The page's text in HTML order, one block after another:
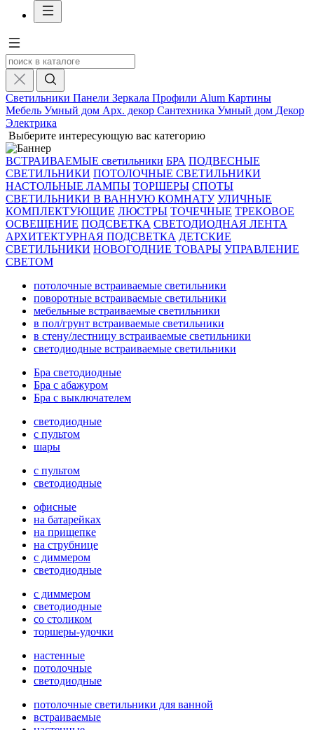
Светильники Панели Зеркала Профили Alum Картины
Мебель Умный дом Арх. декор Сантехника Умный дом Декор
Электрика
Выберите интересующую вас категорию
ВСТРАИВАЕМЫЕ светильники БРА ПОДВЕСНЫЕ
СВЕТИЛЬНИКИ ПОТОЛОЧНЫЕ СВЕТИЛЬНИКИ
НАСТОЛЬНЫЕ ЛАМПЫ ТОРШЕРЫ СПОТЫ
СВЕТИЛЬНИКИ В ВАННУЮ КОМНАТУ УЛИЧНЫЕ
КОМПЛЕКТУЮЩИЕ ЛЮСТРЫ ТОЧЕЧНЫЕ ТРЕКОВОЕ
ОСВЕЩЕНИЕ ПОДСВЕТКА СВЕТОДИОДНАЯ ЛЕНТА
АРХИТЕКТУРНАЯ ПОДСВЕТКА ДЕТСКИЕ
СВЕТИЛЬНИКИ НОВОГОДНИЕ ТОВАРЫ УПРАВЛЕНИЕ
СВЕТОМ
потолочные встраиваемые светильники
поворотные встраиваемые светильники
мебельные встраиваемые светильники
в пол/грунт встраиваемые светильники
в стену/лестницу встраиваемые светильники
светодиодные встраиваемые светильники
Бра светодиодные
Бра с абажуром
Бра с выключателем
светодиодные
с пультом
шары
с пультом
светодиодные
офисные
на батарейках
на прищепке
на струбнице
с диммером
светодиодные
с диммером
светодиодные
со столиком
торшеры-удочки
настенные
потолочные
светодиодные
потолочные светильники для ванной
встраиваемые